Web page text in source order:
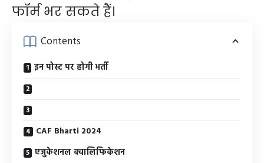
फॉर्म भर सकते हैं।
Contents
इन पोस्ट पर होगी भर्ती
CAF Bharti 2024
एजुकेशनल ​क्वालिफिकेशन